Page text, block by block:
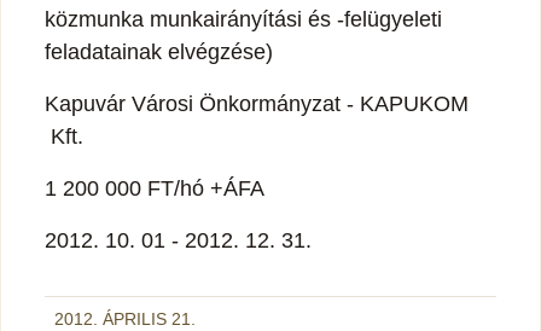
közmunka munkairányítási és -felügyeleti
feladatainak elvégzése)
Kapuvár Városi Önkormányzat - KAPUKOM
Kft.
1 200 000 FT/hó +ÁFA
2012. 10. 01 - 2012. 12. 31.
2012. ÁPRILIS 21.